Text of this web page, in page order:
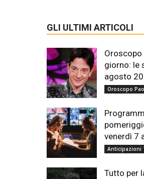
GLI ULTIMI ARTICOLI
Oroscopo
giorno: le
agosto
Oroscopo
venerdì 7
Anticipazioni
Tutto per